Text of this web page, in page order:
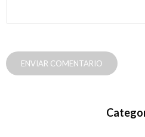
ENVIAR COMENTARIO